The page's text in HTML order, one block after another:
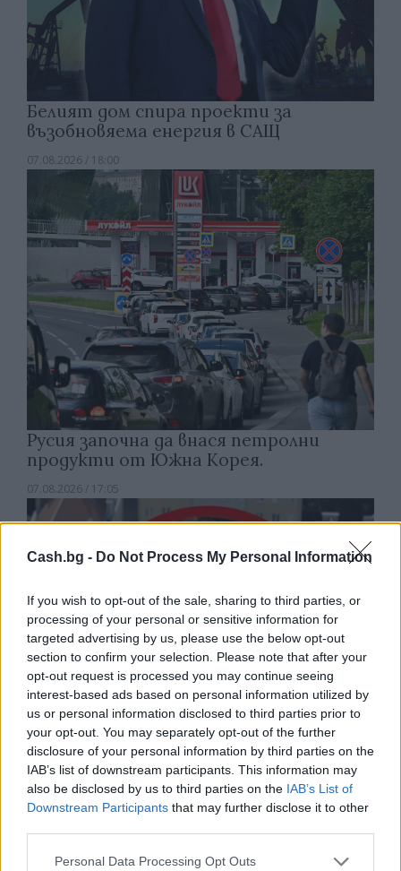
Cash.bg - Do Not Process My Personal Information
If you wish to opt-out of the sale, sharing to third parties, or
processing of your personal or sensitive information for
targeted advertising by us, please use the below opt-out
section to confirm your selection. Please note that after your
opt-out request is processed you may continue seeing
interest-based ads based on personal information utilized by
us or personal information disclosed to third parties prior to
your opt-out. You may separately opt-out of the further
disclosure of your personal information by third parties on the
IAB’s list of downstream participants. This information may
also be disclosed by us to third parties on the IAB’s List of
Downstream Participants that may further disclose it to other
Personal Data Processing Opt Outs
Белият дом спира проекти за
възобновяема енергия в САЩ
07.08.2026 / 18:00
Русия започна да внася петролни
продукти от Южна Корея.
07.08.2026 / 17:05
Древен храм на почти 900 години
откриха под кафене за сладолед в
Полша
07.08.2026 / 16:00